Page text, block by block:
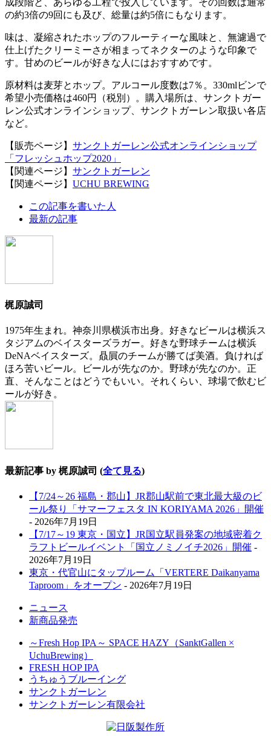
の約3倍の9回にも及び、総量は約5倍にもなります。
味は、凝縮されたホップのフルーティーな風味と、無濾過で
仕上げたクリーミーさが相まってネクターのような印象で
す。甘めのビールが好きな人にはおすすめです。
原材料は麦芽とホップ。アルコール度数は7％。330mlビンで
希望小売価格は460円（税別）。購入場所は、サンクトガー
レン公式オンラインショップ、サンクトガーレン取扱い各店
など。
【販売ページ】 サンクトガーレン公式オンラインショップ
「フレッシュホップ2020」
【関連ページ】 サンクトガーレン
【関連ページ】 UCHU BREWING
following
tabs
change
この記事を書いた人
最新の記事
梶原誠司
1975年生まれ。神奈川県横浜市出身。好きなビールは横浜ス
タジアムのベイスターズラガー。好きな野球チームは横浜
DeNAベイスターズ。贔屓のチームが勝てば美酒。負ければ
ほろ苦いビール。ビールが先なのか。野球が先なのか。正
直、そんなことはどうでもいい。それくらい、球場で飲むビ
ールが好き。
最新記事 by 梶原誠司 (全て見る)
【7/24～26 福島・郡山】JR郡山駅前で東北最大級のビ
ール祭り「サマーフェスタ IN KORIYAMA 2026」開催
- 2026年7月19日
【7/17～19 東京・国立】JR国立駅員発案の地域密着ク
ラフトビールイベント「国立ノミノイチ2026」開催 -
2026年7月19日
東京・代官山にタップルーム「VERTERE Daikanyama
Taproom」をオープン - 2026年7月19日
ニュース
新商品発売
～Fresh Hop IPA～ SPACE HAZY（SanktGallen ×
UchuBrewing）
FRESH HOP IPA
うちゅうブルーイング
サンクトガーレン
サンクトガーレン有限会社